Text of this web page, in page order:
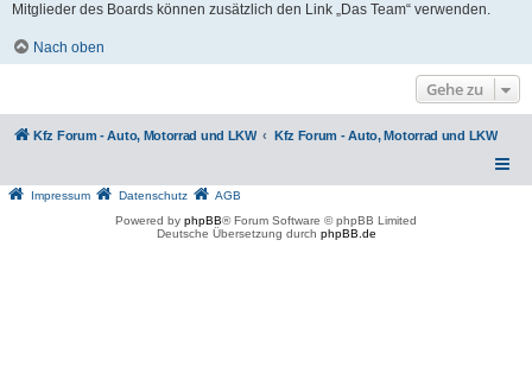
Mitglieder des Boards können zusätzlich den Link „Das Team“ verwenden.
Nach oben
Gehe zu
Kfz Forum - Auto, Motorrad und LKW Kfz Forum - Auto, Motorrad und LKW
Impressum Datenschutz
AGB
Powered by phpBB® Forum Software © phpBB Limited
Deutsche Übersetzung durch phpBB.de